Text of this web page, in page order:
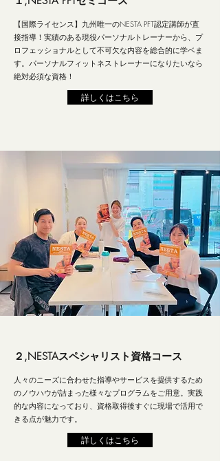
【国際ライセンス】九州唯一のNESTA PFT認定講師が直
接指導！実績のある現役パーソナルトレーナーから、プ
ロフェッショナルとして不可欠な内容を総合的に学ベま
す。パーソナルフィットネストレーナーになりたいなら
絶対必須な資格！
詳しくはこちら
２,NESTAスペシャリスト資格コース
人々のニーズに合わせた指導やサービスを提供するため
のノウハウが詰まった様々なプログラムをご用意。実践
的な内容になっており、資格取得後すぐに現場で活用で
きる点が魅力です。
詳しくはこちら